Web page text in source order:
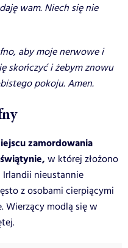
wam. Niech się nie
aby moje nerwowe i
skończyć i żebym znowu
pokoju. Amen.
zamordowania
w której złożono
Irlandii nieustannie
z osobami cierpiącymi
Wierzący modlą się w